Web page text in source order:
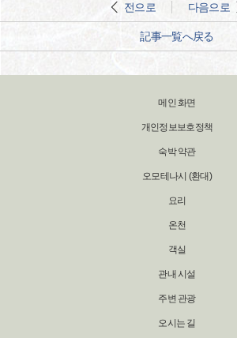
전으로 다음으로
記事一覧へ戻る
메인 화면
개인정보보호정책
숙박 약관
오모테나시 (환대)
요리
온천
객실
관내 시설
주변 관광
오시는 길